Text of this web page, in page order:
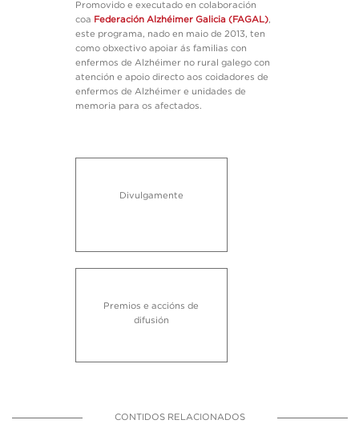
Promovido e executado en colaboración
coa Federación Alzhéimer Galicia (FAGAL),
este programa, nado en maio de 2013, ten
como obxectivo apoiar ás familias con
enfermos de Alzhéimer no rural galego con
atención e apoio directo aos coidadores de
enfermos de Alzhéimer e unidades de
memoria para os afectados.
Divulgamente
Premios e accións de
difusión
CONTIDOS RELACIONADOS